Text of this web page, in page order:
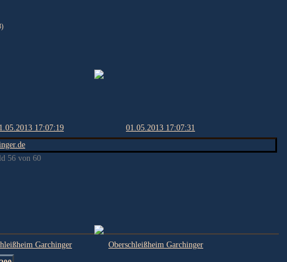
56 von 60